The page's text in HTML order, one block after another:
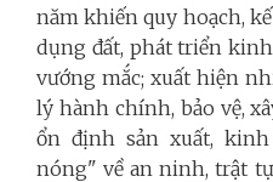
năm khiến quy hoạch,
dụng đất, phát triển
vướng mắc; xuất hiện
lý hành chính, bảo vệ,
ổn định sản xuất,
nóng" về an ninh, trật